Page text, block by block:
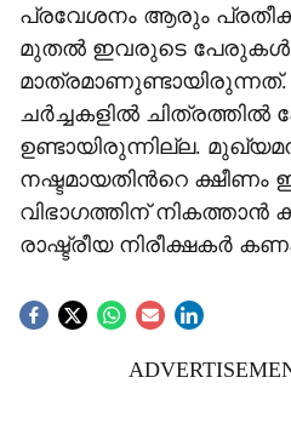
പ്രവേശനം ആരും
മുതല്‍ ഇവരുടെ പേരുകള്‍
ചര്‍ച്ചകളില്‍ ചിത്രത്തില്‍
ഉണ്ടായിരുന്നില്ല.
നഷ്ടമായതിന്‍റെ ക്ഷീണം
വിഭാഗത്തിന് നികത്താന്‍
രാഷ്ട്രീയ നിരീക്ഷകര്‍